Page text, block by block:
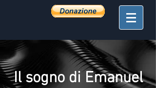
Il sogno di Emanuel